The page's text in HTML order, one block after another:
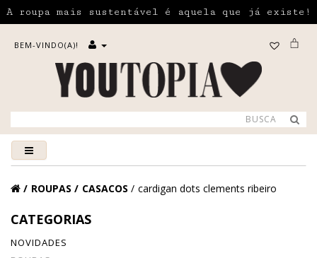
A roupa mais sustentável é aquela que já existe!
BEM-VINDO(A)!
ROUPAS CASACOS cardigan dots clements ribeiro
CATEGORIAS
NOVIDADES